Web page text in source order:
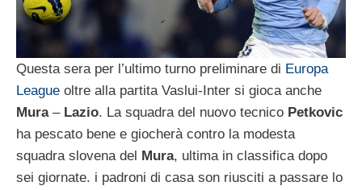
Questa sera per l’ultimo turno preliminare di Europa
League oltre alla partita Vaslui-Inter si gioca anche
Mura– Lazio. La squadra del nuovo tecnico Petkovic
ha pescato bene e giocherà contro la modesta
squadra slovena del Mura, ultima in classifica dopo
sei giornate. i padroni di casa son riusciti a passare lo